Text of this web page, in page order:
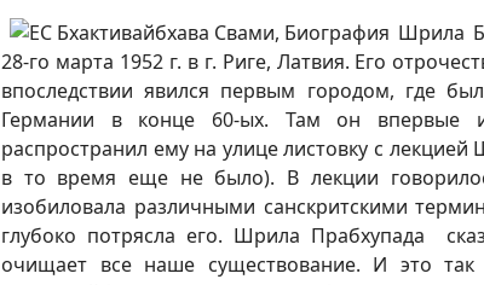
Шрила
28-го марта 1952 г. в г. Риге, Латвия. Его
впоследствии явился первым городом, где
Германии в конце 60-ых. Там он впервые
распространил ему на улице листовку с
в то время еще не было). В лекции
изобиловала различными санскритскими
глубоко потрясла его. Шрила Прабхупада
очищает все наше существование. И это так